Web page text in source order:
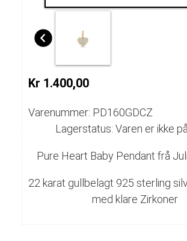
Kr 1.400,00
Varenummer: PD160GDCZ
Lagerstatus: Varen er ikke
Pure Heart Baby Pendant frå
22 karat gullbelagt 925 sterling
med klare Zirkoner